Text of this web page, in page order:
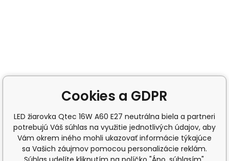
Cookies a GDPR
LED žiarovka Qtec 16W A60 E27 neutrálna biela a partneri
potrebujú Váš súhlas na využitie jednotlivých údajov, aby
Vám okrem iného mohli ukazovať informácie týkajúce
sa Vašich záujmov pomocou personalizácie reklám.